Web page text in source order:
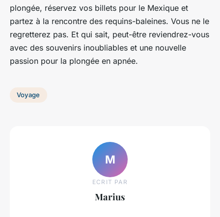
plongée, réservez vos billets pour le Mexique et
partez à la rencontre des requins-baleines. Vous ne le
regretterez pas. Et qui sait, peut-être reviendrez-vous
avec des souvenirs inoubliables et une nouvelle
passion pour la plongée en apnée.
Voyage
M
ECRIT PAR
Marius